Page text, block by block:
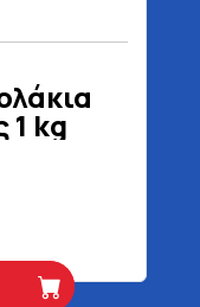
1 kg